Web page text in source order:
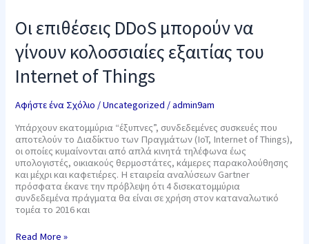
Οι επιθέσεις DDoS μπορούν να
γίνουν κολοσσιαίες εξαιτίας του
Internet of Things
Αφήστε ένα Σχόλιο /Uncategorized /admin9am
Υπάρχουν εκατομμύρια “έξυπνες”, συνδεδεμένες συσκευές που
αποτελούν το Διαδίκτυο των Πραγμάτων (IoT, Internet of Things),
οι οποίες κυμαίνονται από απλά κινητά τηλέφωνα έως
υπολογιστές, οικιακούς θερμοστάτες, κάμερες παρακολούθησης
και μέχρι και καφετιέρες. Η εταιρεία αναλύσεων Gartner
πρόσφατα έκανε την πρόβλεψη ότι 4 δισεκατομμύρια
συνδεδεμένα πράγματα θα είναι σε χρήση στον καταναλωτικό
τομέα το 2016 και
μπορούν
γίνουν
κολοσσιαίες
εξαιτίας
Internet
of
Things
Read More »